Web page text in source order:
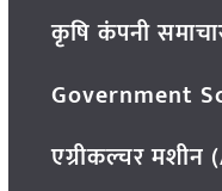
कृषि कंपनी
Government
एग्रीकल्चर